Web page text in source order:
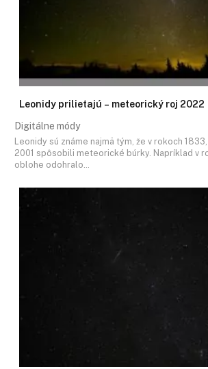
Leonidy prilietajú – meteorický roj 2022
Digitálne módy
Leonidy sú známe najmä tým, že v rokoch
2001 spôsobili meteorické búrky. Napríklad v
oblohe odohralo…